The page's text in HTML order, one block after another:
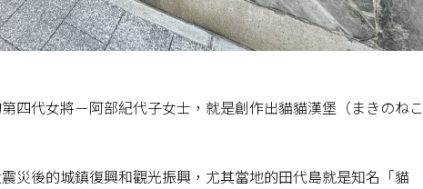
四代女將－阿部紀代子女士，就是創作出貓貓漢堡（まきのねこ
災後的城鎮復興和觀光振興，尤其當地的田代島就是知名「貓